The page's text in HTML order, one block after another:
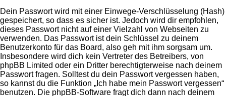
Dein Passwort wird mit einer Einwege-Verschlüsselung (Hash)
gespeichert, so dass es sicher ist. Jedoch wird dir empfohlen,
dieses Passwort nicht auf einer Vielzahl von Webseiten zu
verwenden. Das Passwort ist dein Schlüssel zu deinem
Benutzerkonto für das Board, also geh mit ihm sorgsam um.
Insbesondere wird dich kein Vertreter des Betreibers, von
phpBB Limited oder ein Dritter berechtigterweise nach deinem
Passwort fragen. Solltest du dein Passwort vergessen haben,
so kannst du die Funktion „Ich habe mein Passwort vergessen“
benutzen. Die phpBB-Software fragt dich dann nach deinem